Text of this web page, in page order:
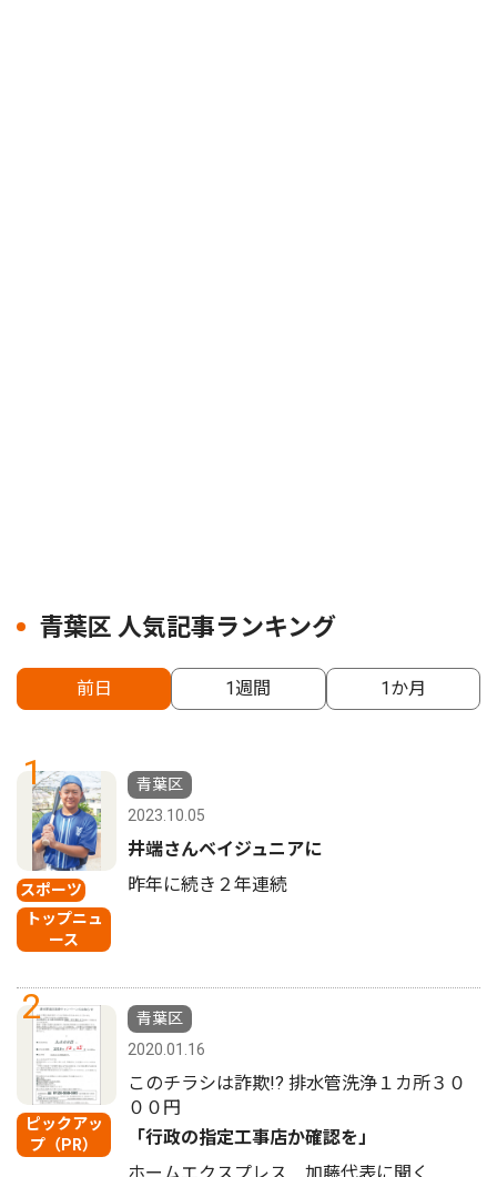
青葉区 人気記事ランキング
前日 1週間 1か月
1
スポーツ
トップニュ
ース
青葉区
2023.10.05
井端さんベイジュニアに
昨年に続き２年連続
2
ピックアッ
プ（PR）
青葉区
2020.01.16
このチラシは詐欺!? 排水管洗浄１カ所３０
００円
「行政の指定工事店か確認を」
ホームエクスプレス 加藤代表に聞く